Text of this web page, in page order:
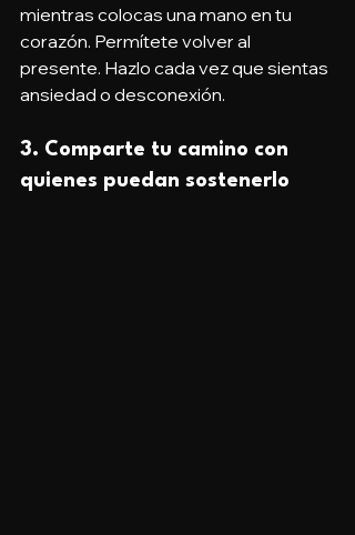
mientras colocas una mano en tu
corazón. Permítete volver al
presente. Hazlo cada vez que sientas
ansiedad o desconexión.
3. Comparte tu camino con
quienes puedan sostenerlo